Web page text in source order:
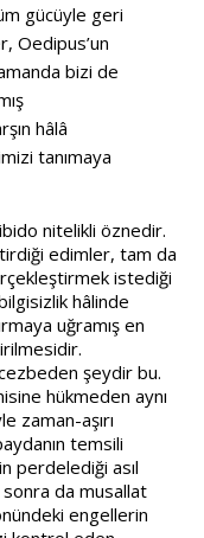
gücüyle geri
Oedipus’un
bizi de
hâlâ
tanımaya
nitelikli öznedir.
edimler, tam da
istediği
hâlinde
uğramış en
şeydir bu.
hükmeden aynı
zaman-aşırı
temsili
perdelediği asıl
sonra da musallat
engellerin